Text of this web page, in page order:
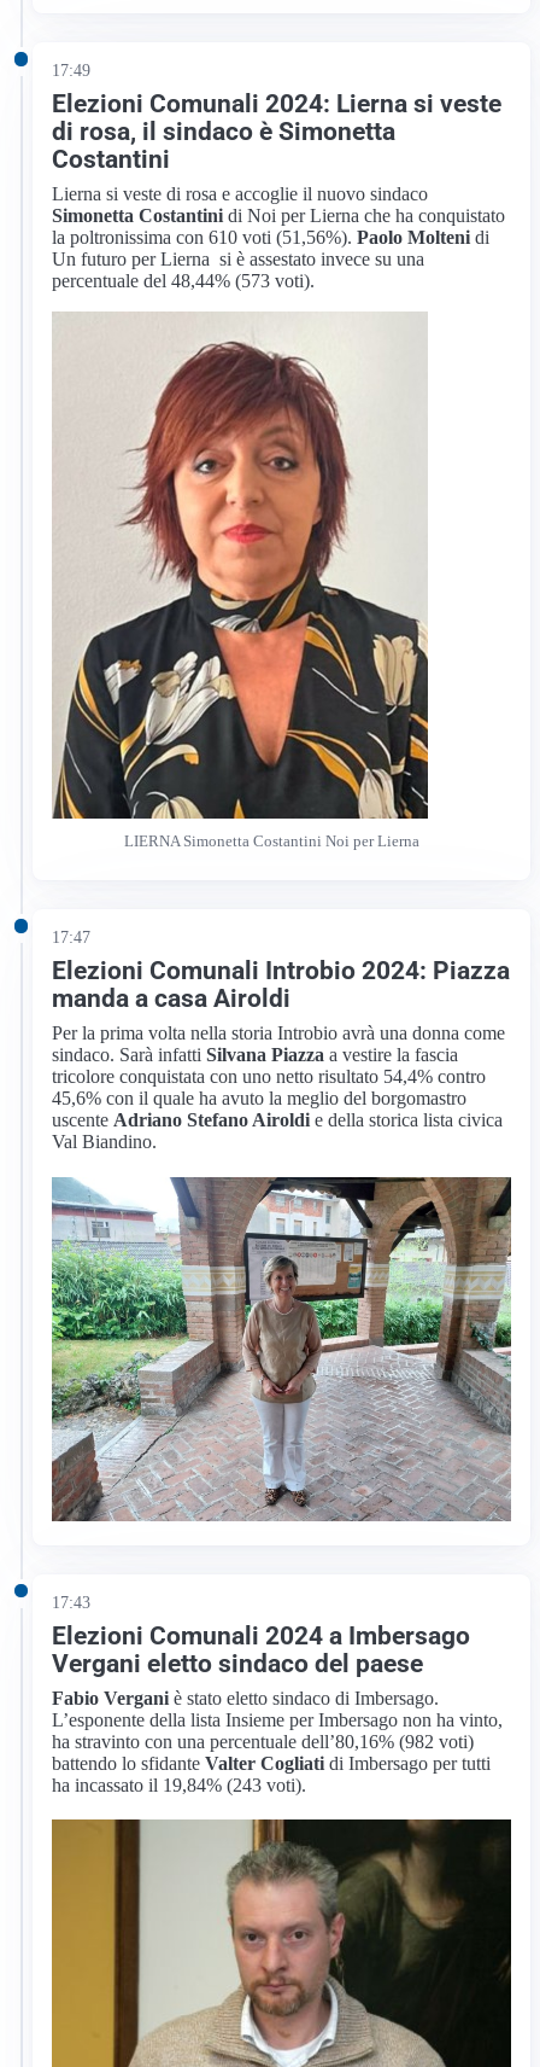
17:49
Elezioni Comunali 2024: Lierna si veste
di rosa, il sindaco è Simonetta
Costantini
Lierna si veste di rosa e accoglie il nuovo sindaco
Simonetta Costantini di Noi per Lierna che ha conquistato
la poltronissima con 610 voti (51,56%).Paolo Molteni di
Un futuro per Lierna si è assestato invece su una
percentuale del 48,44% (573 voti).
LIERNA Simonetta Costantini Noi per Lierna
17:47
Elezioni Comunali Introbio 2024: Piazza
manda a casa Airoldi
Per la prima volta nella storia Introbio avrà una donna come
sindaco. Sarà infattiSilvana Piazza a vestire la fascia
tricolore conquistata con uno netto risultato 54,4% contro
45,6% con il quale ha avuto la meglio del borgomastro
uscente Adriano Stefano Airoldi e della storica lista civica
Val Biandino.
17:43
Elezioni Comunali 2024 a Imbersago
Vergani eletto sindaco del paese
Fabio Vergani è stato eletto sindaco di Imbersago.
L’esponente della lista Insieme per Imbersago non ha vinto,
ha stravinto con una percentuale dell’80,16% (982 voti)
battendo lo sfidanteValter Cogliati di Imbersago per tutti
ha incassato il 19,84% (243 voti).